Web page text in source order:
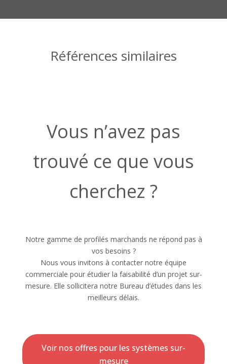
Références similaires
Vous n’avez pas
trouvé ce que vous
cherchez ?
Notre gamme de profilés marchands ne répond pas à
vos besoins ?
Nous vous invitons à contacter notre équipe
commerciale pour étudier la faisabilité d’un projet sur-
mesure. Elle sollicitera notre Bureau d’études dans les
meilleurs délais.
Voir nos offres pour les systèmes sur-
mesure